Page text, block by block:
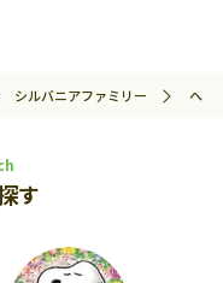
シルバニアファミリー ヘア
す